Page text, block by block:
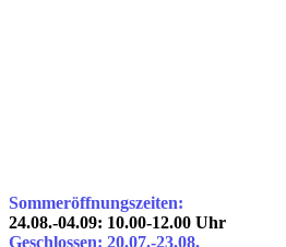
Sommeröffnungszeiten:
24.08.-04.09: 10.00-12.00 Uhr
Geschlossen: 20.07.-23.08.